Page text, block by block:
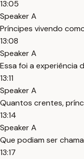
13:05
Speaker A
Príncipes vivendo
13:08
Speaker A
Essa foi a experiência
13:11
Speaker A
Quantos crentes,
13:14
Speaker A
Que podiam ser
13:17